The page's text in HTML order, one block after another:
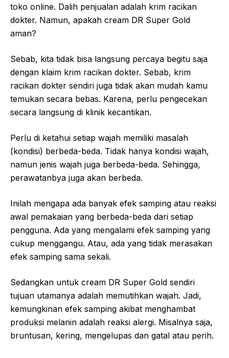
toko online. Dalih penjualan adalah krim racikan
dokter. Namun, apakah cream DR Super Gold
aman?
Sebab, kita tidak bisa langsung percaya begitu saja
dengan klaim krim racikan dokter. Sebab, krim
racikan dokter sendiri juga tidak akan mudah kamu
temukan secara bebas. Karena, perlu pengecekan
secara langsung di klinik kecantikan.
Perlu di ketahui setiap wajah memiliki masalah
(kondisi) berbeda-beda. Tidak hanya kondisi wajah,
namun jenis wajah juga berbeda-beda. Sehingga,
perawatanbya juga akan berbeda.
Inilah mengapa ada banyak efek samping atau reaksi
awal pemakaian yang berbeda-beda dari setiap
pengguna. Ada yang mengalami efek samping yang
cukup menggangu. Atau, ada yang tidak merasakan
efek samping sama sekali.
Sedangkan untuk cream DR Super Gold sendiri
tujuan utamanya adalah memutihkan wajah. Jadi,
kemungkinan efek samping akibat menghambat
produksi melanin adalah reaksi alergi. Misalnya saja,
bruntusan, kering, mengelupas dan gatal atau perih.